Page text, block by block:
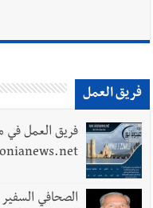
فريق العمل
فريق العمل في